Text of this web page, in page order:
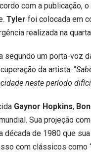
com a publicação,
Tyler foi colocada em
realizada na
segundo um porta-voz
da artista. “
neste período
Gaynor Hopkins,
Sua projeção
década de 1980 que
com clássicos como